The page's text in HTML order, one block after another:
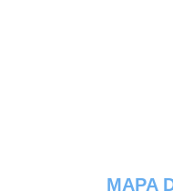
MAPA